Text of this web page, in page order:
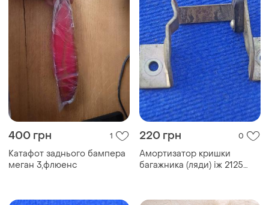
400 грн 1
Катафот заднього бампера
меган 3,флюенс
220 грн 0
Амортизатор кришки
багажника (ляди) іж 2125